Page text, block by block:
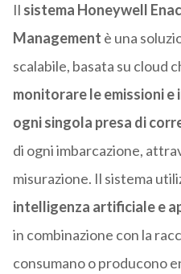
Il sistema Honeywell
Management è una
scalabile, basata su cloud
monitorare le emissioni e
ogni singola presa di
di ogni imbarcazione,
misurazione. Il sistema
intelligenza artificiale e
in combinazione con la
consumano o producono